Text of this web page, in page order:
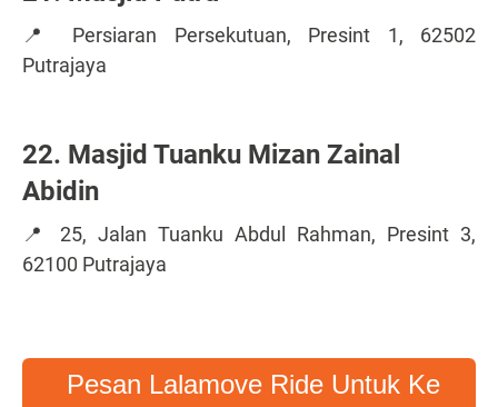
📍 Persiaran Persekutuan, Presint 1, 62502
Putrajaya
22. Masjid Tuanku Mizan Zainal
Abidin
📍 25, Jalan Tuanku Abdul Rahman, Presint 3,
62100 Putrajaya
Pesan Lalamove Ride Untuk Ke